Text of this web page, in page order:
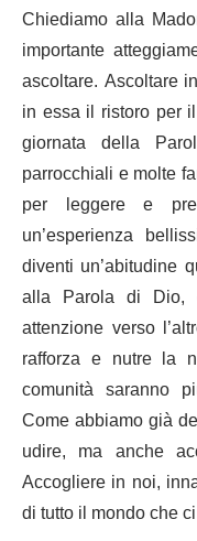
Chiediamo alla
importante
ascoltare. Ascoltare
in essa il ristoro per
giornata della
parrocchiali e molte
per leggere e
un’esperienza
diventi un’abitudine
alla Parola di Dio,
attenzione verso
rafforza e nutre la
comunità saranno
Come abbiamo già
udire, ma anche
Accogliere in noi,
di tutto il mondo che